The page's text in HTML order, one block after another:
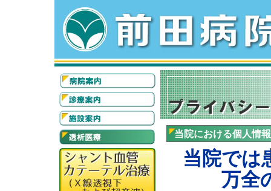
当院における個人情
当院では
万全